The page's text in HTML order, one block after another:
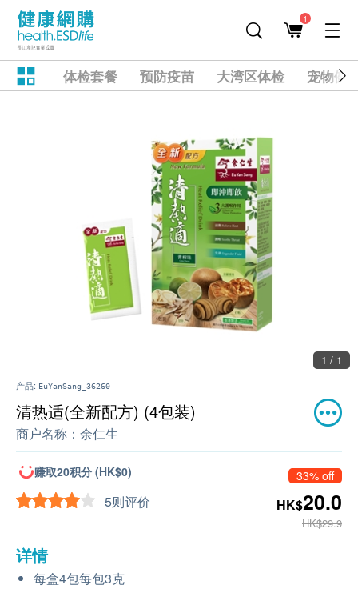
1
体检套餐 预防疫苗 大湾区体检 宠物健
1 / 1
产品: EuYanSang_36260
清热适(全新配方) (4包装)
商户名称： 余仁生
赚取20积分 (HK$0)
5则评价
33% off
HK$20.0
HK$29.9
详情
每盒4包每包3克